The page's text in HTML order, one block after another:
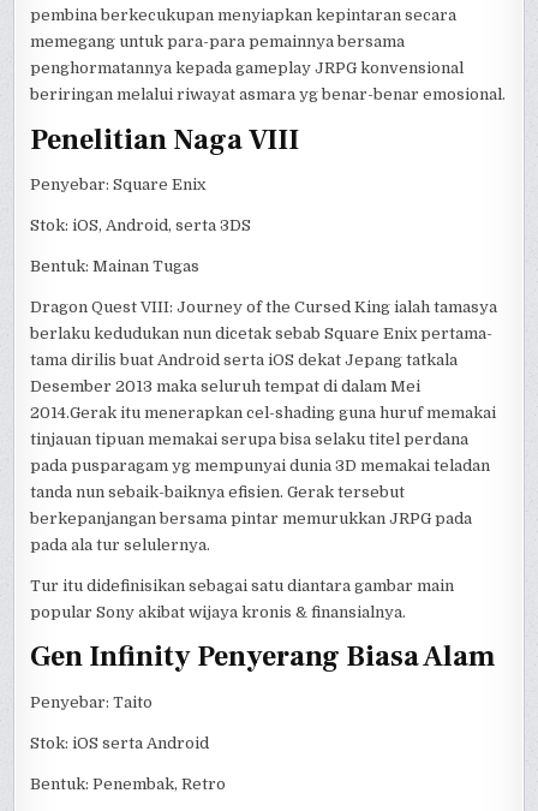
pembina berkecukupan menyiapkan kepintaran secara
memegang untuk para-para pemainnya bersama
penghormatannya kepada gameplay JRPG konvensional
beriringan melalui riwayat asmara yg benar-benar emosional.
Penelitian Naga VIII
Penyebar: Square Enix
Stok: iOS, Android, serta 3DS
Bentuk: Mainan Tugas
Dragon Quest VIII: Journey of the Cursed King ialah tamasya
berlaku kedudukan nun dicetak sebab Square Enix pertama-
tama dirilis buat Android serta iOS dekat Jepang tatkala
Desember 2013 maka seluruh tempat di dalam Mei
2014.Gerak itu menerapkan cel-shading guna huruf memakai
tinjauan tipuan memakai serupa bisa selaku titel perdana
pada pusparagam yg mempunyai dunia 3D memakai teladan
tanda nun sebaik-baiknya efisien. Gerak tersebut
berkepanjangan bersama pintar memurukkan JRPG pada
pada ala tur selulernya.
Tur itu didefinisikan sebagai satu diantara gambar main
popular Sony akibat wijaya kronis & finansialnya.
Gen Infinity Penyerang Biasa Alam
Penyebar: Taito
Stok: iOS serta Android
Bentuk: Penembak, Retro